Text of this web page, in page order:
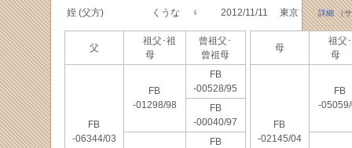
姪 (父方) くうな ♀ 2012/11/11 東京 詳細（サ
父
祖父･祖
母
曾祖父･
曾祖母
FB
-06344/03
FB
-01298/98
FB
-00528/95
FB
-00040/97
FB
母
祖父
母
FB
-02145/04
FB
-